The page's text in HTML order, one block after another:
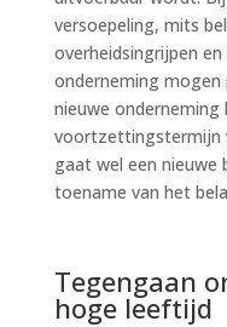
versoepeling, mits
overheidsingrijpen
onderneming mogen
nieuwe
voortzettingstermijn
gaat wel een
toename van het
Tegengaan
hoge leeftijd